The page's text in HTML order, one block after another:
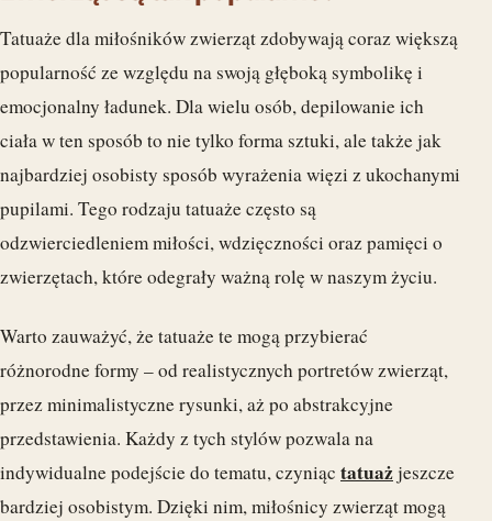
Tatuaże dla miłośników zwierząt zdobywają coraz większą
popularność ze względu na swoją głęboką symbolikę i
emocjonalny ładunek. Dla wielu osób, depilowanie ich
ciała w ten sposób to nie tylko forma sztuki, ale także jak
najbardziej osobisty sposób wyrażenia więzi z ukochanymi
pupilami. Tego rodzaju tatuaże często są
odzwierciedleniem miłości, wdzięczności oraz pamięci o
zwierzętach, które odegrały ważną rolę w naszym życiu.
Warto zauważyć, że tatuaże te mogą przybierać
różnorodne formy – od realistycznych portretów zwierząt,
przez minimalistyczne rysunki, aż po abstrakcyjne
przedstawienia. Każdy z tych stylów pozwala na
indywidualne podejście do tematu, czyniąc tatuażjeszcze
bardziej osobistym. Dzięki nim, miłośnicy zwierząt mogą